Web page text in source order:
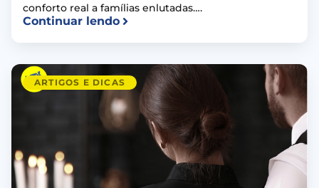
conforto real a famílias enlutadas….
Continuar lendo
ARTIGOS E DICAS